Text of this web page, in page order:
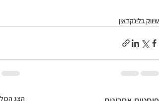
שיווק בלינקדאין
הצג הכול